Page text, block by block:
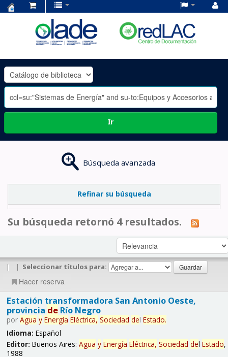
OLADE
-
Ir
Búsqueda avanzada
Refinar su búsqueda
Su búsqueda retornó 4 resultados.
| | Seleccionar títulos para:
Hacer reserva
Estación transformadora San Antonio Oeste,
provincia deRío Negro
por Agua y Energía Eléctrica, Sociedad del Estado.
Idioma: Español
Editor: Buenos Aires: Agua y Energía Eléctrica, Sociedad del Estado,
1988